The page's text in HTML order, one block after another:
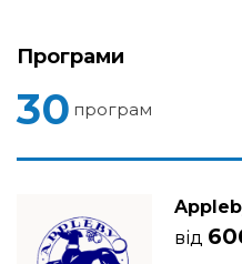
Програми
30 програм
від